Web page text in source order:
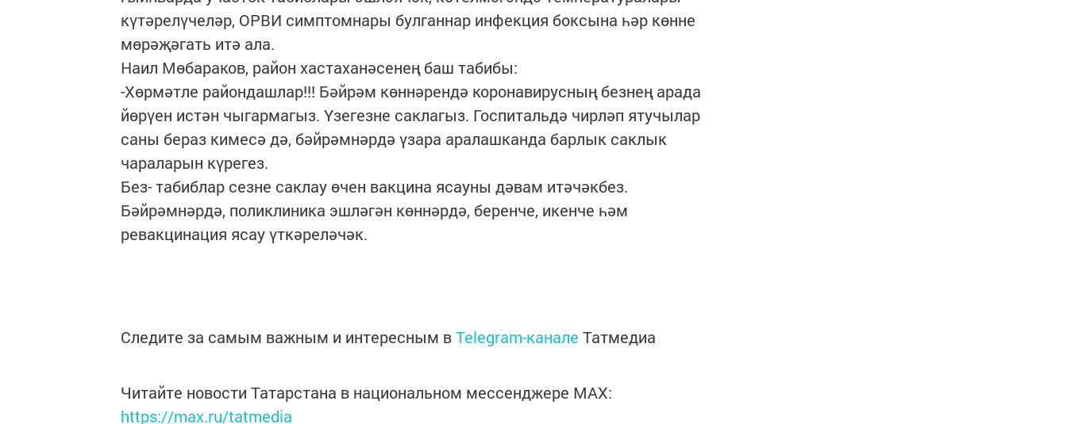
күтәрелүчеләр, ОРВИ симптомнары булганнар инфекция боксына һәр көнне
мөрәҗәгать итә ала.
Наил Мөбараков, район хастаханәсенең баш табибы:
-Хөрмәтле райондашлар!!! Бәйрәм көннәрендә коронавирусның безнең арада
йөрүен истән чыгармагыз. Үзегезне саклагыз. Госпитальдә чирләп ятучылар
саны бераз кимесә дә, бәйрәмнәрдә үзара аралашканда барлык саклык
чараларын күрегез.
Без- табиблар сезне саклау өчен вакцина ясауны дәвам итәчәкбез.
Бәйрәмнәрдә, поликлиника эшләгән көннәрдә, беренче, икенче һәм
ревакцинация ясау үткәреләчәк.
Следите за самым важным и интересным вTelegram-канале Татмедиа
Читайте новости Татарстана в национальном мессенджере MАХ:
https://max.ru/tatmedia